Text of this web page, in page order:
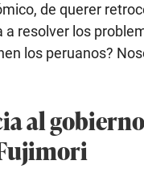
de querer
a resolver los
los peruanos?
al